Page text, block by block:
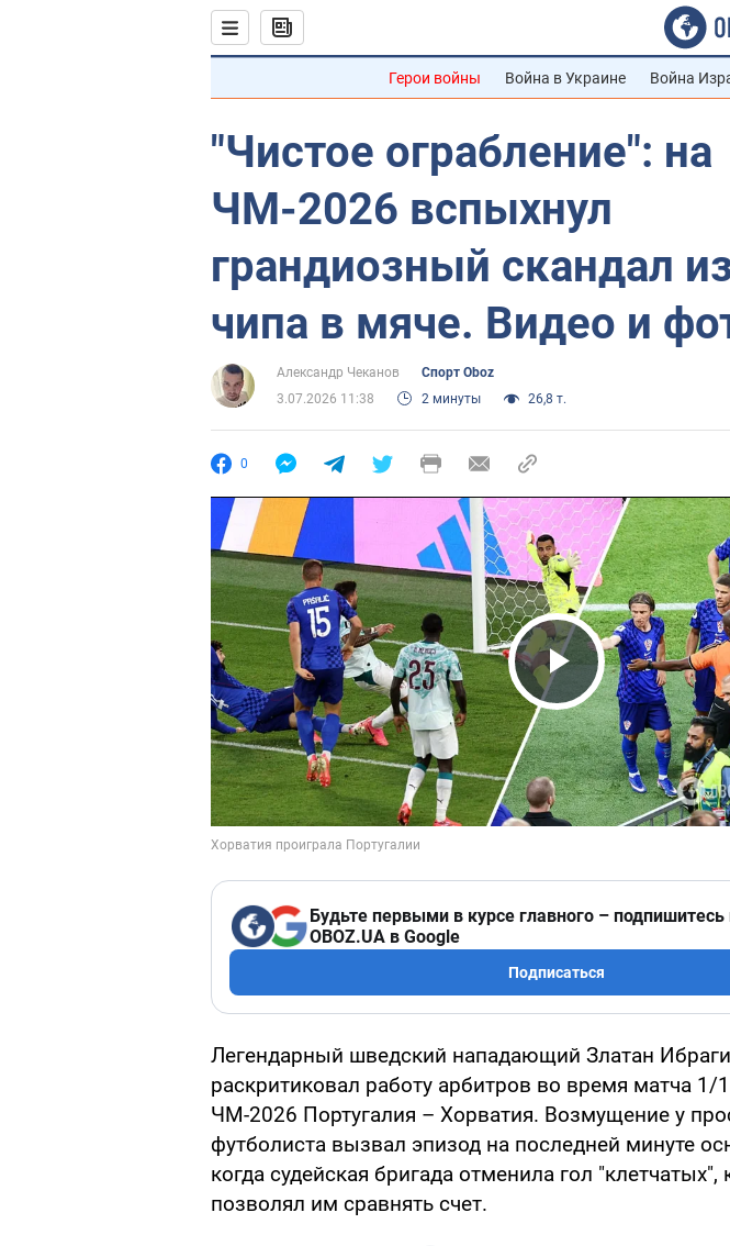
Герои войны Война в Украине Война
"Чистое ограбление": на
ЧМ-2026 вспыхнул
грандиозный скандал
чипа в мяче. Видео и
Александр Чеканов
Спорт Oboz
3.07.2026 11:38
2 минуты 26,8 т.
0
Play Video
Будьте первыми в курсе главного –
OBOZ.UA в Google
Подписаться
Легендарный шведский нападающий Златан
раскритиковал работу арбитров во время матча 1/
ЧМ-2026 Португалия – Хорватия. Возмущение у
футболиста вызвал эпизод на последней минуте
когда судейская бригада отменила гол "клетчатых",
позволял им сравнять счет.